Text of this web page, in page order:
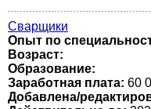
Сварщики
Опыт по
Возраст:
Образование:
Заработная плата: 60
Добавлена/